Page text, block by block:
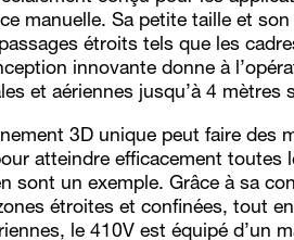
manuelle. Sa petite taille et
étroits tels que les
innovante donne à
et aériennes jusqu’à 4 mètres
3D unique peut faire des
atteindre efficacement toutes
sont un exemple. Grâce à sa
étroites et confinées, tout
le 410V est équipé d’un